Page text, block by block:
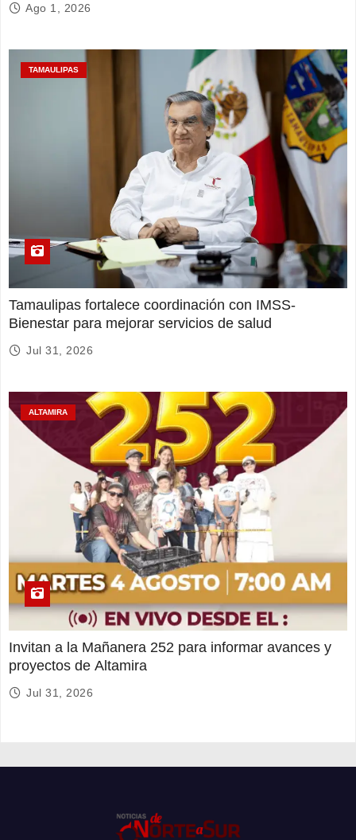
Ago 1, 2026
TAMAULIPAS
Tamaulipas fortalece coordinación con IMSS-
Bienestar para mejorar servicios de salud
Jul 31, 2026
ALTAMIRA
Invitan a la Mañanera 252 para informar avances y
proyectos de Altamira
Jul 31, 2026